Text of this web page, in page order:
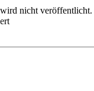
nicht veröffentlicht.